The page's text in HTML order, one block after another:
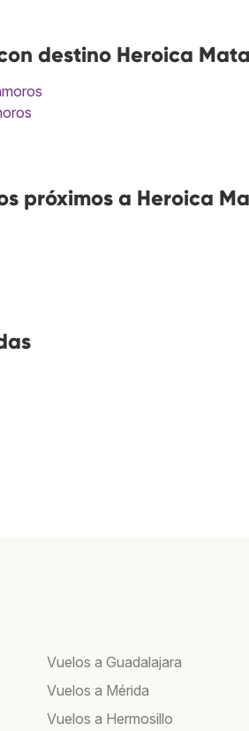
destino Heroica
próximos a Heroica
Vuelos a Guadalajara
Vuelos a Mérida
Vuelos a Hermosillo